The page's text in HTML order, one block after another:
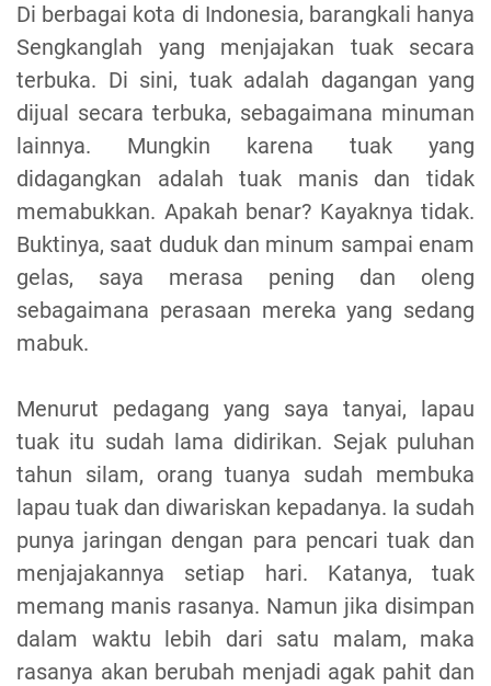
Di berbagai kota di Indonesia, barangkali hanya
Sengkanglah yang menjajakan tuak secara
terbuka. Di sini, tuak adalah dagangan yang
dijual secara terbuka, sebagaimana minuman
lainnya. Mungkin karena tuak yang
didagangkan adalah tuak manis dan tidak
memabukkan. Apakah benar? Kayaknya tidak.
Buktinya, saat duduk dan minum sampai enam
gelas, saya merasa pening dan oleng
sebagaimana perasaan mereka yang sedang
mabuk.
Menurut pedagang yang saya tanyai, lapau
tuak itu sudah lama didirikan. Sejak puluhan
tahun silam, orang tuanya sudah membuka
lapau tuak dan diwariskan kepadanya. Ia sudah
punya jaringan dengan para pencari tuak dan
menjajakannya setiap hari. Katanya, tuak
memang manis rasanya. Namun jika disimpan
dalam waktu lebih dari satu malam, maka
rasanya akan berubah menjadi agak pahit dan